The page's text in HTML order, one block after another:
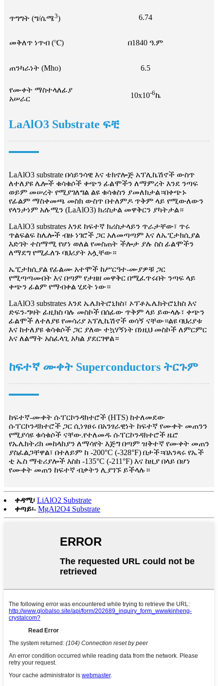
ጥግግት (ግ/ሴሜ3) 6.74
መቅለጥ ነጥብ (℃) በ1840 ዓ.ም
ጠንካራነት (Mho) 6.5
የሙቀት ማስተላለፊያ
አሠራር
10x10-6ኬ
LaAlO3 Substrate ፍቺ
LaAlO3 substrate በሳይንሳዊ እና ቴክኖሎጅ አፕሊኬሽኖች ውስጥ
ለተለያዩ ሌሎች ቁሳቁሶች ቀጭን ፊልሞችን ለማምረት እንደ ንጣፍ
ወይም መሠረት የሚያገለግል ልዩ ቁሳቁስን ያመለክታል።በቀጭኑ
የፊልም ማስቀመጫ መስክ ውስጥ በተለምዶ ጥቅም ላይ የሚውለውን
የላንታነም አሉሚን (LaAlO3) ክሪስታል መዋቅርን ያካትታል።
LaAlO3 substrates እንደ ከፍተኛ ክሪስታላይን ጥራታቸው፣ ጥሩ
ጥልፍልፍ ከሌሎች ብዙ ነገሮች ጋር አለመጣጣም እና ለኤፒታክሲያል
እድገት ተስማሚ የሆነ ወለል የመስጠት ችሎታ ያሉ ስስ ፊልሞችን
ለማደግ የሚፈለጉ ባህሪያት አሏቸው።
ኤፒታክሲያል የፊልሙ አተሞች ከሥርዓተ-ሙያዎቹ ጋር
የሚጣጣሙበት እና በጣም የታዘዘ መዋቅር በሚፈጥሩበት ንጣፍ ላይ
ቀጭን ፊልም የማብቀል ሂደት ነው።
LaAlO3 substrates እንደ ኤሌክትሮኒክስ፣ ኦፕቶኤሌክትሮኒክስ እና
ድፍን-ግዛት ፊዚክስ ባሉ መስኮች በሰፊው ጥቅም ላይ ይውላሉ፣ ቀጭን
ፊልሞች ለተለያዩ የመሳሪያ አፕሊኬሽኖች ወሳኝ ናቸው።ልዩ ባህሪያቱ
እና ከተለያዩ ቁሳቁሶች ጋር ያለው ተኳሃኝነት በነዚህ መስኮች ለምርምር
እና ለልማት አስፈላጊ አካል ያደርገዋል።
ከፍተኛ ሙቀት Superconductors ትርጉም
ከፍተኛ-ሙቀት ሱፐርኮንዳክተሮች (HTS) ከተለመደው
ሱፐርኮንዳክተሮች ጋር ሲነፃፀሩ በአንፃራዊነት ከፍተኛ የሙቀት መጠንን
የሚያሳዩ ቁሳቁሶች ናቸው.የተለመዱ ሱፐርኮንዳክተሮች ዜሮ
የኤሌክትሪክ መከላከያን ለማሳየት እጅግ በጣም ዝቅተኛ የሙቀት መጠን
ያስፈልጋቸዋል፣ በተለይም ከ -200°C (-328°F) በታች።በአንጻሩ የኤች
ቲ ኤስ ማቴሪያሎች እስከ -135°C (-211°F) እና ከዚያ በላይ በሆነ
የሙቀት መጠን ከፍተኛ ብቃትን ሊያገኙ ይችላሉ።
ቀዳሚ፡ LiAlO2 Substrate
ቀጣይ፡- MgAl2O4 Substrate